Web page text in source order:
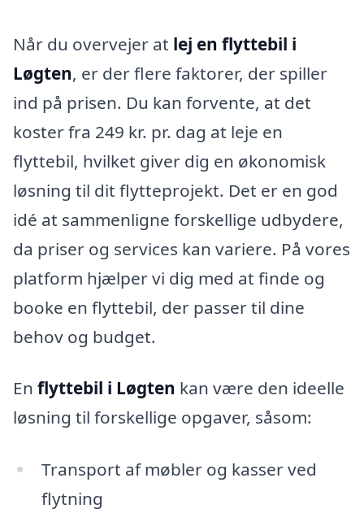
Når du overvejer at lej en flyttebil i
Løgten, er der flere faktorer, der spiller
ind på prisen. Du kan forvente, at det
koster fra 249 kr. pr. dag at leje en
flyttebil, hvilket giver dig en økonomisk
løsning til dit flytteprojekt. Det er en god
idé at sammenligne forskellige udbydere,
da priser og services kan variere. På vores
platform hjælper vi dig med at finde og
booke en flyttebil, der passer til dine
behov og budget.
En flyttebil i Løgten kan være den ideelle
løsning til forskellige opgaver, såsom:
Transport af møbler og kasser ved
flytning